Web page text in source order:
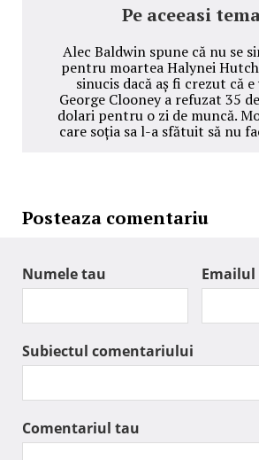
Pe aceeasi
Alec Baldwin spune că nu se
pentru moartea Halynei
sinucis dacă aș fi crezut că e
George Clooney a refuzat 35
dolari pentru o zi de muncă.
care soția sa l-a sfătuit să nu
Posteaza comentariu
Numele tau
Subiectul comentariului
Comentariul tau